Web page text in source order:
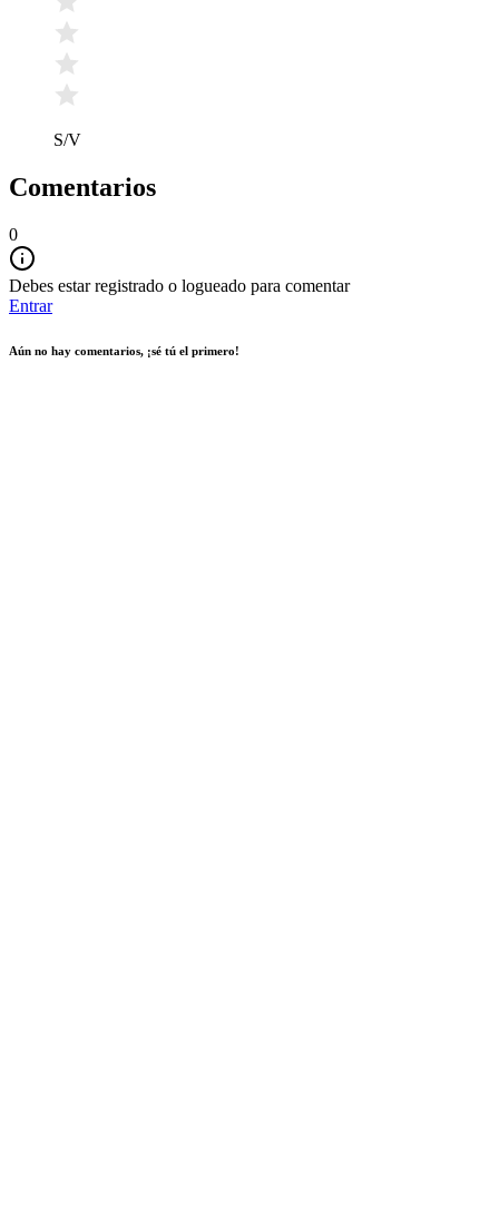
S/V
Comentarios
0
Debes estar registrado o logueado para comentar
Entrar
Aún no hay comentarios, ¡sé tú el primero!